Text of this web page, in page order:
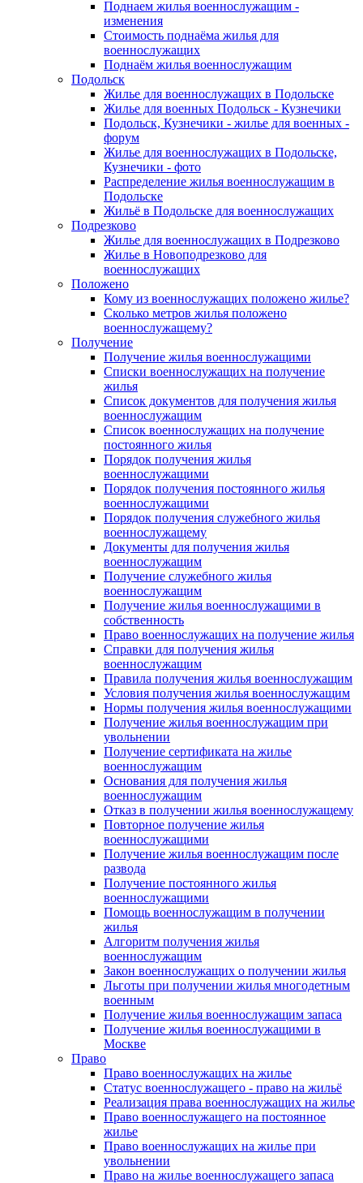
Поднаем жилья военнослужащим -
изменения
Стоимость поднаёма жилья для
военнослужащих
Поднаём жилья военнослужащим
Подольск
Жилье для военнослужащих в Подольске
Жилье для военных Подольск - Кузнечики
Подольск, Кузнечики - жилье для военных -
форум
Жилье для военнослужащих в Подольске,
Кузнечики - фото
Распределение жилья военнослужащим в
Подольске
Жильё в Подольске для военнослужащих
Подрезково
Жилье для военнослужащих в Подрезково
Жилье в Новоподрезково для
военнослужащих
Положено
Кому из военнослужащих положено жилье?
Сколько метров жилья положено
военнослужащему?
Получение
Получение жилья военнослужащими
Списки военнослужащих на получение
жилья
Список документов для получения жилья
военнослужащим
Список военнослужащих на получение
постоянного жилья
Порядок получения жилья
военнослужащими
Порядок получения постоянного жилья
военнослужащими
Порядок получения служебного жилья
военнослужащему
Документы для получения жилья
военнослужащим
Получение служебного жилья
военнослужащим
Получение жилья военнослужащими в
собственность
Право военнослужащих на получение жилья
Справки для получения жилья
военнослужащим
Правила получения жилья военнослужащим
Условия получения жилья военнослужащим
Нормы получения жилья военнослужащими
Получение жилья военнослужащим при
увольнении
Получение сертификата на жилье
военнослужащим
Основания для получения жилья
военнослужащим
Отказ в получении жилья военнослужащему
Повторное получение жилья
военнослужащими
Получение жилья военнослужащим после
развода
Получение постоянного жилья
военнослужащими
Помощь военнослужащим в получении
жилья
Алгоритм получения жилья
военнослужащим
Закон военнослужащих о получении жилья
Льготы при получении жилья многодетным
военным
Получение жилья военнослужащим запаса
Получение жилья военнослужащими в
Москве
Право
Право военнослужащих на жилье
Статус военнослужащего - право на жильё
Реализация права военнослужащих на жилье
Право военнослужащего на постоянное
жилье
Право военнослужащих на жилье при
увольнении
Право на жилье военнослужащего запаса